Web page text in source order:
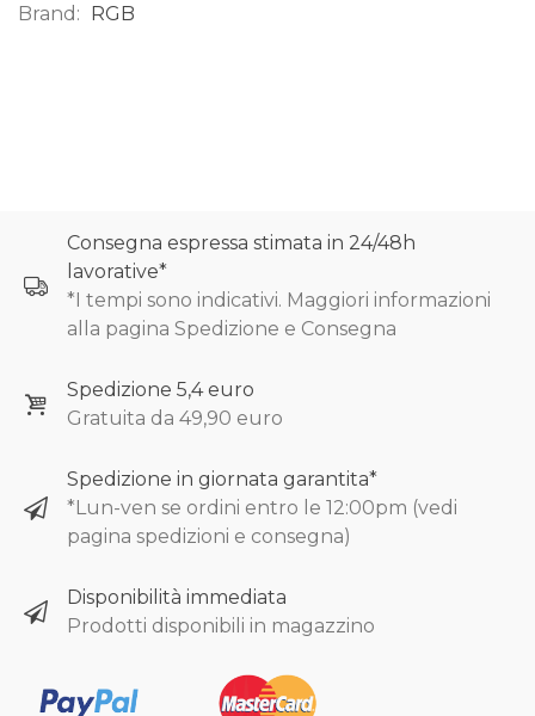
Brand: RGB
Consegna espressa stimata in 24/48h
lavorative*
*I tempi sono indicativi. Maggiori informazioni
alla pagina Spedizione e Consegna
Spedizione 5,4 euro
Gratuita da 49,90 euro
Spedizione in giornata garantita*
*Lun-ven se ordini entro le 12:00pm (vedi
pagina spedizioni e consegna)
Disponibilità immediata
Prodotti disponibili in magazzino